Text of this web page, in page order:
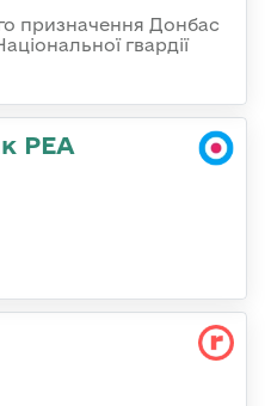
призначення Донбас
гвардії
РЕА